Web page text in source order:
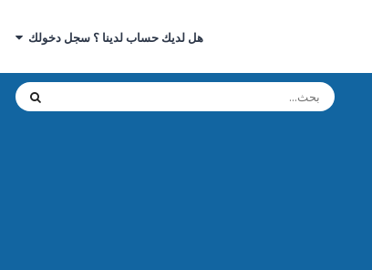
هل لديك حساب لدينا ؟ سجل دخولك